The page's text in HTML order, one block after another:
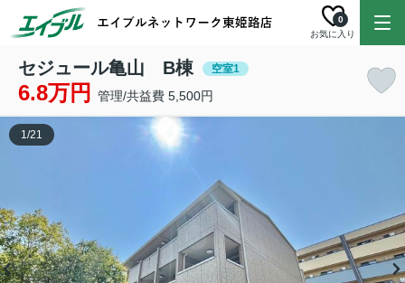
お気に入り
0
セジュール亀山 B棟 空室1
6.8万円 管理/共益費 5,500円
1/21